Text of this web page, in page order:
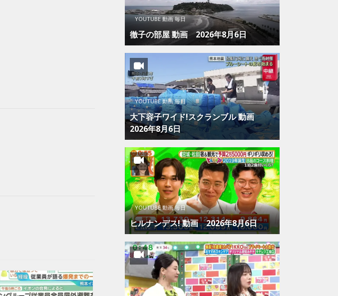
YOUTUBE 動画 毎日
徹子の部屋 動画 2026年8月6日
YOUTUBE 動画 毎日
大下容子ワイド!スクランブル 動画
2026年8月6日
YOUTUBE 動画 毎日
ヒルナンデス! 動画 2026年8月6日